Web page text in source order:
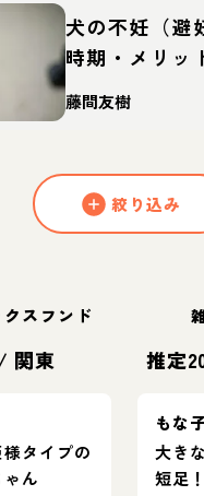
犬の不妊（避
時期・メリッ
術の流れを獣
藤間友樹
絞り込み
スフンド
関東
タイプの
ん
推定
もな
大き
短足